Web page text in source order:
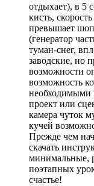
отдыхает), в 5
кисть,
превышает
(генератор
туман-снег,
заводские, но
возможности
возможность
необходимыми
проект или
камера чуток
кучей
Прежде чем
скачать
минимальные,
поэтапных
счастье!